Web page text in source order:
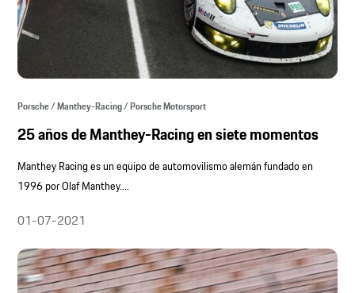
Porsche / Manthey-Racing / Porsche Motorsport
25 años de Manthey-Racing en siete momentos
Manthey Racing es un equipo de automovilismo alemán fundado en
1996 por Olaf Manthey....
01-07-2021